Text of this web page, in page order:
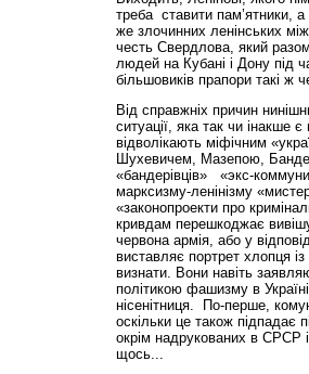
треба ставити пам’ятники, а
же злочинних ленінських
честь Свердлова, який
людей на Кубані і Дону під
більшовиків прапори такі ж
Від справжніх причин
ситуації, яка так чи інакше є
відволікають міфічним
Шухевичем, Мазепою,
«бандерівців» «экс-
марксизму-ленінізму
«законопроекти про
кривдам перешкоджає
червона армія, або у
виставляє портрет хлопця
визнати. Вони навіть
політикою фашизму в
нісенітниця. По-перше,
оскільки це також підпадає
окрім надрукованих в СРСР
щось...